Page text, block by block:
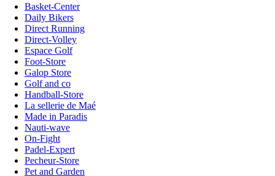
Basket-Center
Daily Bikers
Direct Running
Direct-Volley
Espace Golf
Foot-Store
Galop Store
Golf and co
Handball-Store
La sellerie de Maé
Made in Paradis
Nauti-wave
On-Fight
Padel-Expert
Pecheur-Store
Pet and Garden